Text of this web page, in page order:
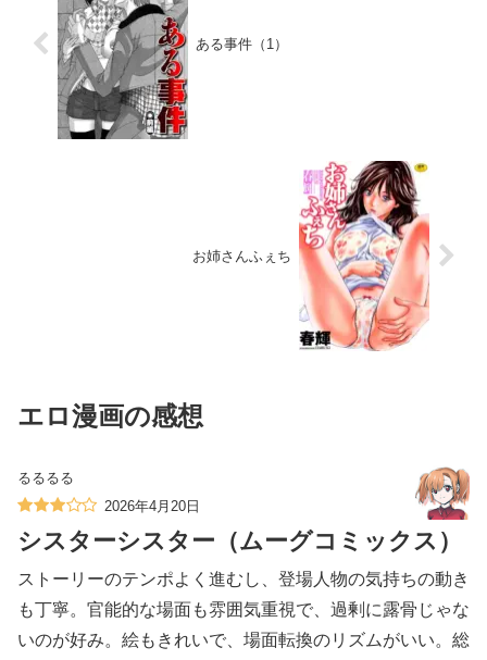
ある事件（1）
お姉さんふぇち
エロ漫画の感想
るるるる
2026年4月20日
シスターシスター（ムーグコミックス）
ストーリーのテンポよく進むし、登場人物の気持ちの動き
も丁寧。官能的な場面も雰囲気重視で、過剰に露骨じゃな
いのが好み。絵もきれいで、場面転換のリズムがいい。総